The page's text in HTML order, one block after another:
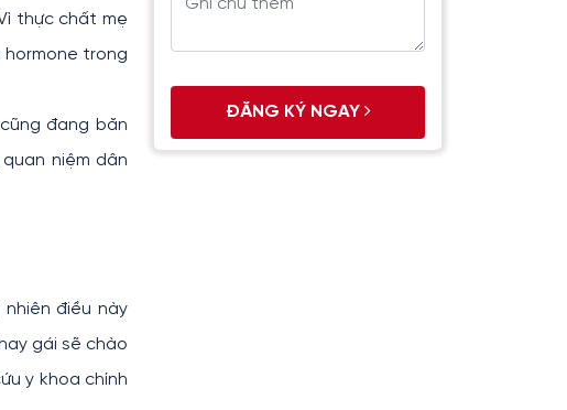
thực chất mẹ
hormone trong
đang băn
niệm dân
điều này
gái sẽ chào
y khoa chính
ĐĂNG KÝ NGAY